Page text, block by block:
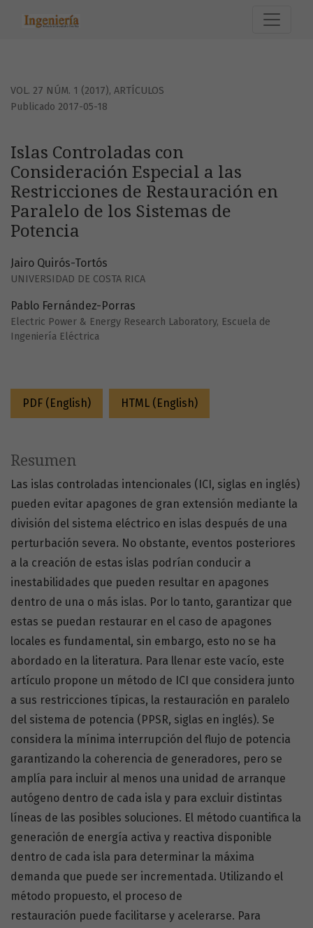
VOL. 27 NÚM. 1 (2017), ARTÍCULOS
Islas Controladas con
Consideración Especial a las
Restricciones de Restauración en
Paralelo de los Sistemas de
Potencia
Publicado 2017-05-18
Jairo Quirós-Tortós
UNIVERSIDAD DE COSTA RICA
Pablo Fernández-Porras
Electric Power & Energy Research Laboratory, Escuela de
Ingeniería Eléctrica
PDF (English) HTML (English)
Resumen
Las islas controladas intencionales (ICI, siglas en inglés)
pueden evitar apagones de gran extensión mediante la
división del sistema eléctrico en islas después de una
perturbación severa. No obstante, eventos posteriores
a la creación de estas islas podrían conducir a
inestabilidades que pueden resultar en apagones
dentro de una o más islas. Por lo tanto, garantizar que
estas se puedan restaurar en el caso de apagones
locales es fundamental, sin embargo, esto no se ha
abordado en la literatura. Para llenar este vacío, este
artículo propone un método de ICI que considera junto
a sus restricciones típicas, la restauración en paralelo
del sistema de potencia (PPSR, siglas en inglés). Se
considera la mínima interrupción del flujo de potencia
garantizando la coherencia de generadores, pero se
amplía para incluir al menos una unidad de arranque
autógeno dentro de cada isla y para excluir distintas
líneas de las posibles soluciones. El método cuantifica la
generación de energía activa y reactiva disponible
dentro de cada isla para determinar la máxima
demanda que puede ser incrementada. Utilizando el
método propuesto, el proceso de
restauración puede facilitarse y acelerarse. Para